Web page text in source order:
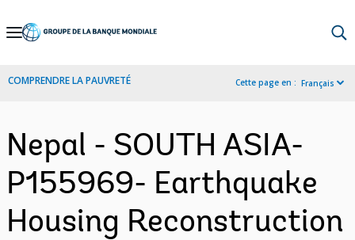
Skip
Navigation
COMPRENDRE LA PAUVRETÉ Cette page en : Français
Nepal - SOUTH ASIA-
P155969- Earthquake
Housing Reconstruction